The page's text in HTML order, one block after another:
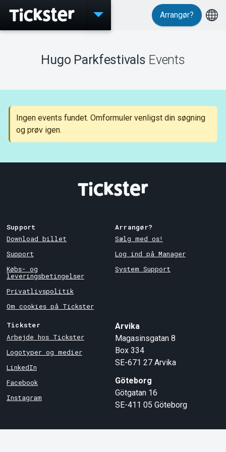
Events
Support
Om Tickster
Arrangør?
Hugo Parkfestivals Events
Ingen events fundet. Omformuler venligst din søgning
og prøv igen.
Support
Download billet
Support
Købs- og
leveringsbetingelser
Privatlivspolitik
Om cookies på Tickster
Arrangør?
Sælg med os!
Log ind på Manager
System Support
Tickster
Arbejde hos Tickster
Logotyper og medier
LinkedIn
Facebook
Instagram
Arvika
Magasinsgatan 8
Box 334
SE-671 27 Arvika
Göteborg
Götgatan 16
SE-411 05 Göteborg